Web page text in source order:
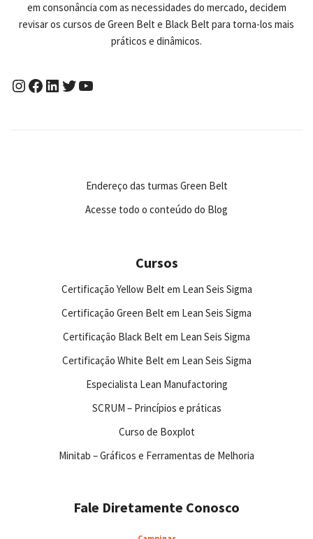
em consonância com as necessidades do mercado, decidem
revisar os cursos de Green Belt e Black Belt para torna-los mais
práticos e dinâmicos.
Endereço das turmas Green Belt
Acesse todo o conteúdo do Blog
Cursos
Certificação Yellow Belt em Lean Seis Sigma
Certificação Green Belt em Lean Seis Sigma
Certificação Black Belt em Lean Seis Sigma
Certificação White Belt em Lean Seis Sigma
Especialista Lean Manufactoring
SCRUM – Princípios e práticas
Curso de Boxplot
Minitab – Gráficos e Ferramentas de Melhoria
Fale Diretamente Conosco